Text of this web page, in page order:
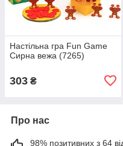
Настільна гра Fun Game
Сирна вежа (7265)
303 ₴
Про нас
98% позитивних з 64